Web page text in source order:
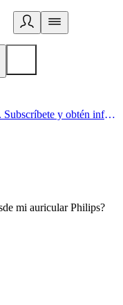
Acá comienza un estilo de vida saludable. Subscríbete y obtén información de primera mano
mi auricular Philips?